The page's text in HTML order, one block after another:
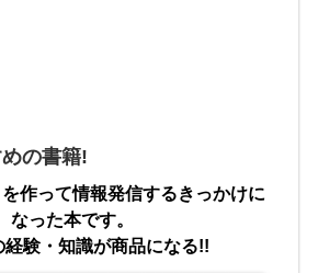
の書籍!
作って情報発信するきっかけに
なった本です。
経験・知識が商品になる!!